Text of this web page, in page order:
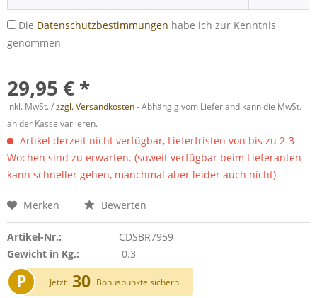
Die Datenschutzbestimmungen habe ich zur Kenntnis
genommen
29,95 € *
inkl. MwSt. /zzgl. Versandkosten- Abhängig vom Lieferland kann die MwSt.
an der Kasse variieren.
Artikel derzeit nicht verfügbar, Lieferfristen von bis zu 2-3
Wochen sind zu erwarten. (soweit verfügbar beim Lieferanten -
kann schneller gehen, manchmal aber leider auch nicht)
Merken Bewerten
Artikel-Nr.:
CDSBR7959
Gewicht in Kg.:
0.3
P Jetzt 30 Bonuspunkte sichern